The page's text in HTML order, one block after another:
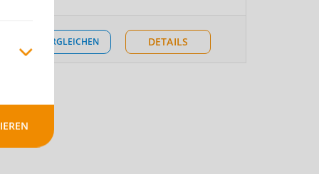
VERGLEICHEN DETAILS